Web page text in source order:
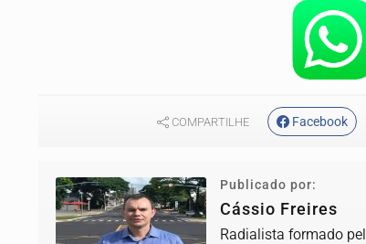
COMPARTILHE Facebook
Publicado por:
Cássio Freires
Radialista formado